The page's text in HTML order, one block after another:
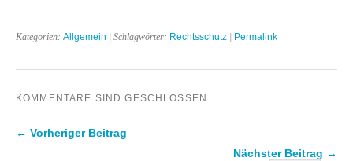
Kategorien: Allgemein | Schlagwörter: Rechtsschutz | Permalink
KOMMENTARE SIND GESCHLOSSEN.
← Vorheriger Beitrag
Nächster Beitrag →